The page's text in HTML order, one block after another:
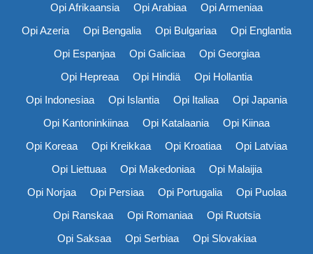
Opi Afrikaansia Opi Arabiaa
Opi Armeniaa
Opi Azeria
Opi Bengalia Opi Bulgariaa
Opi Englantia
Opi Espanjaa
Opi Galiciaa
Opi Georgiaa
Opi Hepreaa
Opi Hindiä
Opi Hollantia
Opi Indonesiaa
Opi Islantia Opi Italiaa
Opi Japania
Opi Kantoninkiinaa
Opi Katalaania
Opi Kiinaa
Opi Koreaa
Opi Kreikkaa Opi Kroatiaa
Opi Latviaa
Opi Liettuaa
Opi Makedoniaa
Opi Malaijia
Opi Norjaa
Opi Persiaa Opi Portugalia
Opi Puolaa
Opi Ranskaa
Opi Romaniaa
Opi Ruotsia
Opi Saksaa
Opi Serbiaa
Opi Slovakiaa